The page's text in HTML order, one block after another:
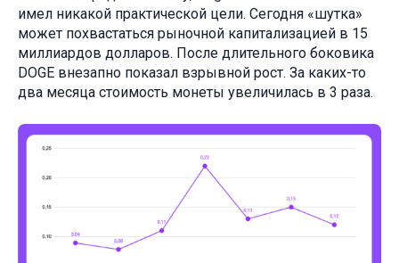
имел никакой практической цели. Сегодня «шутка»
может похвастаться рыночной капитализацией в 15
миллиардов долларов. После длительного боковика
DOGE внезапно показал взрывной рост. За каких-то
два месяца стоимость монеты увеличилась в 3 раза.